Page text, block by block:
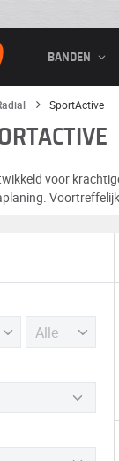
BANDEN
SportActive
voor